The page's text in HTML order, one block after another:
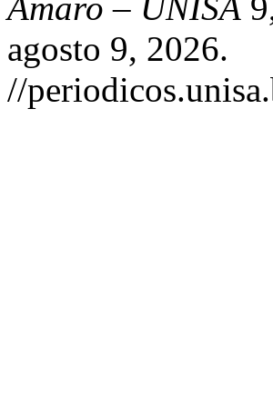
agosto 9, 2026.
//